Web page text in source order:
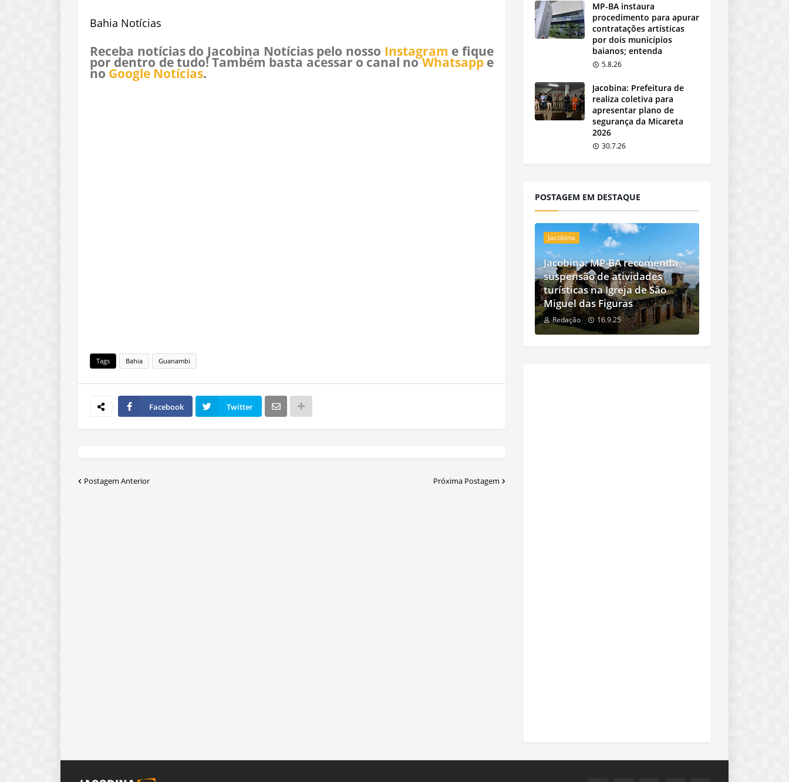
Bahia Notícias
Receba notícias do Jacobina Notícias pelo nosso Instagram e fique
por dentro de tudo! Também basta acessar o canal noWhatsappe
no Google Notícias.
Tags Bahia Guanambi
Facebook Twitter
Postagem Anterior Próxima Postagem
MP-BA instaura
procedimento para apurar
contratações artísticas
por dois municípios
baianos; entenda
5.8.26
Jacobina: Prefeitura de
realiza coletiva para
apresentar plano de
segurança da Micareta
2026
30.7.26
POSTAGEM EM DESTAQUE
Jacobina
Jacobina: MP-BA recomenda
suspensão de atividades
turísticas na Igreja de São
Miguel das Figuras
Redação 16.9.25